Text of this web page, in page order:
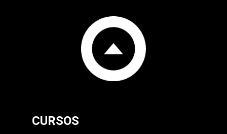
CURSOS